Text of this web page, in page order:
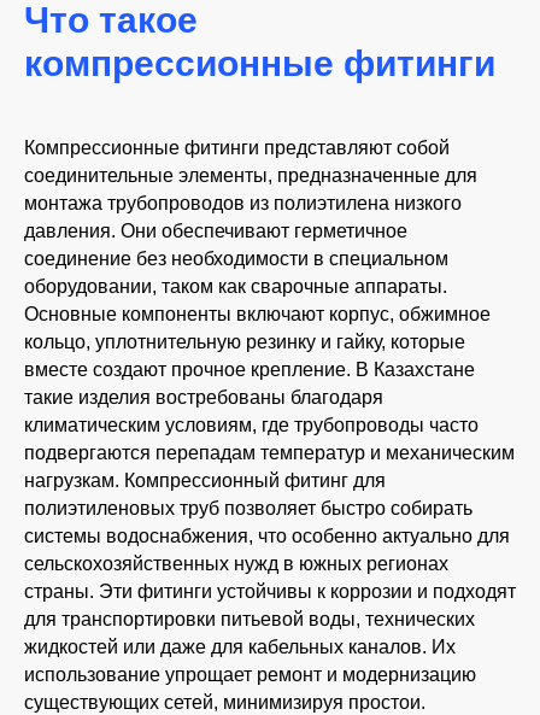
Что такое
компрессионные фитинги
Компрессионные фитинги представляют собой
соединительные элементы, предназначенные для
монтажа трубопроводов из полиэтилена низкого
давления. Они обеспечивают герметичное
соединение без необходимости в специальном
оборудовании, таком как сварочные аппараты.
Основные компоненты включают корпус, обжимное
кольцо, уплотнительную резинку и гайку, которые
вместе создают прочное крепление. В Казахстане
такие изделия востребованы благодаря
климатическим условиям, где трубопроводы часто
подвергаются перепадам температур и механическим
нагрузкам. Компрессионный фитинг для
полиэтиленовых труб позволяет быстро собирать
системы водоснабжения, что особенно актуально для
сельскохозяйственных нужд в южных регионах
страны. Эти фитинги устойчивы к коррозии и подходят
для транспортировки питьевой воды, технических
жидкостей или даже для кабельных каналов. Их
использование упрощает ремонт и модернизацию
существующих сетей, минимизируя простои.